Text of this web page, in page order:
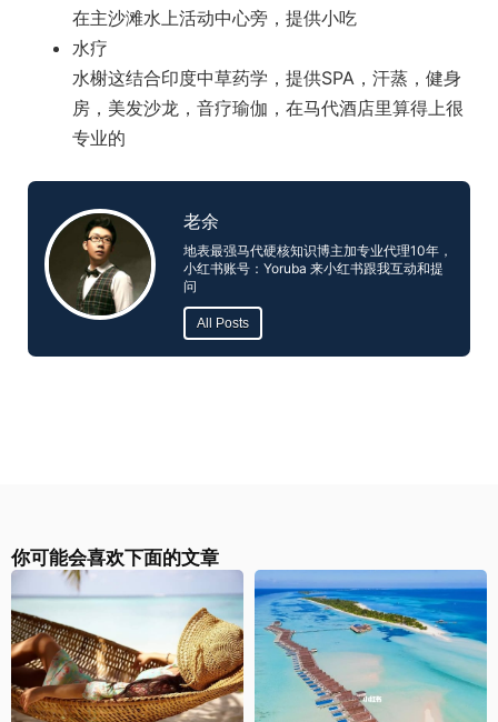
在主沙滩水上活动中心旁，提供小吃
水疗
水榭这结合印度中草药学，提供SPA，汗蒸，健身
房，美发沙龙，音疗瑜伽，在马代酒店里算得上很
专业的
老余
地表最强马代硬核知识博主加专业代理10年，
小红书账号：Yoruba 来小红书跟我互动和提
问
All Posts
你可能会喜欢下面的文章